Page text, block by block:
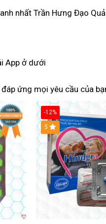
tâm
nhất báo
Trần Hưng Đạo
App ở dưới
ứng công
ty
mọi yêu cầu của
-12%
5